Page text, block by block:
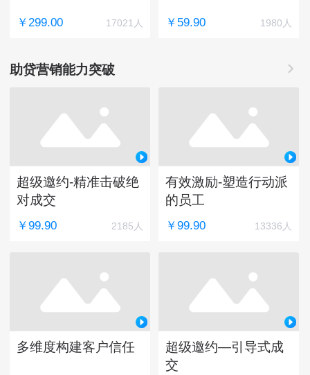
￥299.00 17021人 ￥59.90 1980人
助贷营销能力突破
超级邀约-精准击破绝
对成交
￥99.90 2185人
有效激励-塑造行动派
的员工
￥99.90 13336人
多维度构建客户信任
超级邀约—引导式成
交